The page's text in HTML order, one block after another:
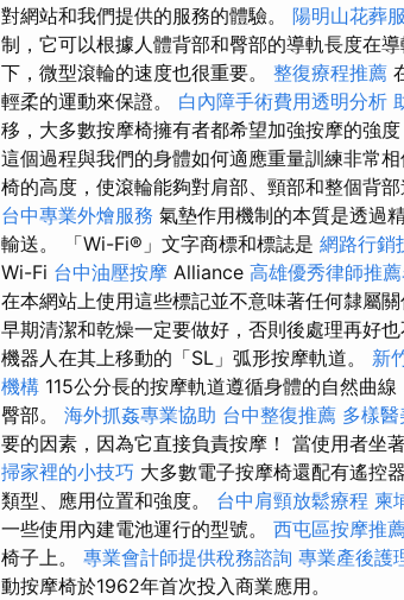
對網站和我們提供的服務的體驗。 陽明山花葬
制，它可以根據人體背部和臀部的導軌長度在
下，微型滾輪的速度也很重要。 整復療程推薦
輕柔的運動來保證。 白內障手術費用透明分析
移，大多數按摩椅擁有者都希望加強按摩的強
這個過程與我們的身體如何適應重量訓練非常
椅的高度，使滾輪能夠對肩部、頸部和整個背
台中專業外燴服務 氣墊作用機制的本質是透過
輸送。 「Wi-Fi®」文字商標和標誌是 網路行銷
Wi-Fi 台中油壓按摩 Alliance 高雄優秀律師推
在本網站上使用這些標記並不意味著任何隸屬關
早期清潔和乾燥一定要做好，否則後處理再好
機器人在其上移動的「SL」弧形按摩軌道。 新
機構 115公分長的按摩軌道遵循身體的自然曲
臀部。 海外抓姦專業協助 台中整復推薦 多樣
要的因素，因為它直接負責按摩！ 當使用者坐
掃家裡的小技巧 大多數電子按摩椅還配有遙控
類型、應用位置和強度。 台中肩頸放鬆療程 柬
一些使用內建電池運行的型號。 西屯區按摩推
椅子上。 專業會計師提供稅務諮詢 專業產後護
動按摩椅於1962年首次投入商業應用。